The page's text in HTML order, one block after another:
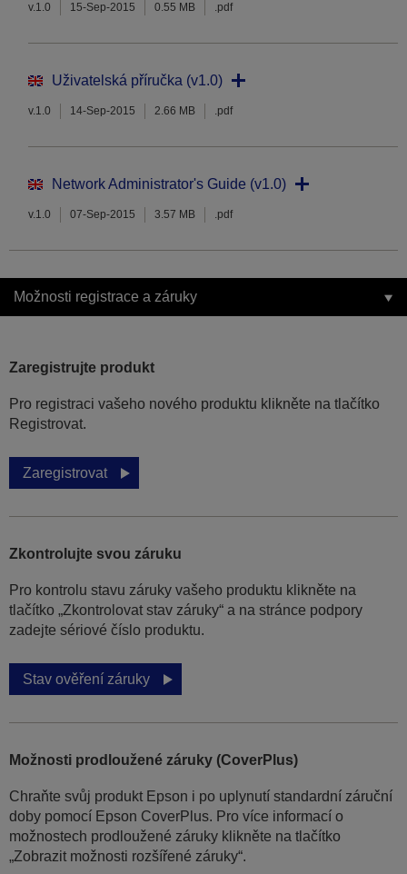
v.1.0 15-Sep-2015 0.55 MB .pdf
Uživatelská příručka (v1.0)
v.1.0 14-Sep-2015 2.66 MB .pdf
Network Administrator's Guide (v1.0)
v.1.0 07-Sep-2015 3.57 MB .pdf
Možnosti registrace a záruky
Zaregistrujte produkt
Pro registraci vašeho nového produktu klikněte na tlačítko
Registrovat.
Zaregistrovat
Zkontrolujte svou záruku
Pro kontrolu stavu záruky vašeho produktu klikněte na
tlačítko „Zkontrolovat stav záruky“ a na stránce podpory
zadejte sériové číslo produktu.
Stav ověření záruky
Možnosti prodloužené záruky (CoverPlus)
Chraňte svůj produkt Epson i po uplynutí standardní záruční
doby pomocí Epson CoverPlus. Pro více informací o
možnostech prodloužené záruky klikněte na tlačítko
„Zobrazit možnosti rozšířené záruky“.